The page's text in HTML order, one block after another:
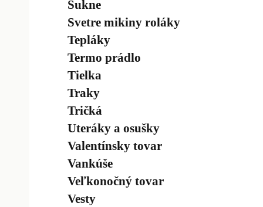
Sukne
Svetre mikiny roláky
Tepláky
Termo prádlo
Tielka
Traky
Tričká
Uteráky a osušky
Valentínsky tovar
Vankúše
Veľkonočný tovar
Vesty